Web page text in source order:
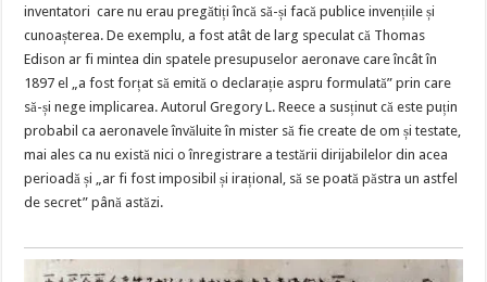
inventatori care nu erau pregătiți încă să-și facă publice invențiile și
cunoașterea. De exemplu, a fost atât de larg speculat că Thomas
Edison ar fi mintea din spatele presupuselor aeronave care încât în
1897 el „a fost forțat să emită o declarație aspru formulată” prin care
să-și nege implicarea. Autorul Gregory L. Reece a susținut că este puțin
probabil ca aeronavele învăluite în mister să fie create de om și testate,
mai ales ca nu există nici o înregistrare a testării dirijabilelor din acea
perioadă și „ar fi fost imposibil și irațional, să se poată păstra un astfel
de secret” până astăzi.